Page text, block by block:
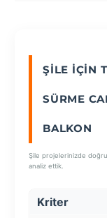
ŞILE İÇIN
SÜRME
BALKON
Şile projelerinizde
analiz ettik.
Kriter
VAZGEÇ
SEÇ